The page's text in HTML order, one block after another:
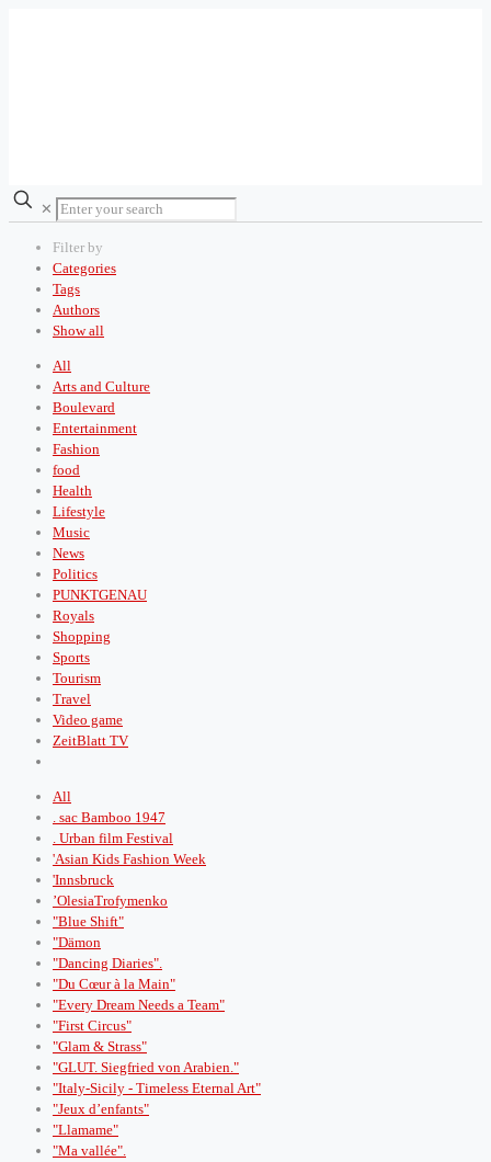
✕
Filter by
Categories
Tags
Authors
Show all
All
Arts and Culture
Boulevard
Entertainment
Fashion
food
Health
Lifestyle
Music
News
Politics
PUNKTGENAU
Royals
Shopping
Sports
Tourism
Travel
Video game
ZeitBlatt TV
All
. sac Bamboo 1947
. Urban film Festival
'Asian Kids Fashion Week
'Innsbruck
’OlesiaTrofymenko
"Blue Shift"
"Dämon
"Dancing Diaries".
"Du Cœur à la Main"
"Every Dream Needs a Team"
"First Circus"
"Glam & Strass"
"GLUT. Siegfried von Arabien."
"Italy-Sicily - Timeless Eternal Art"
"Jeux d’enfants"
"Llamame"
"Ma vallée".